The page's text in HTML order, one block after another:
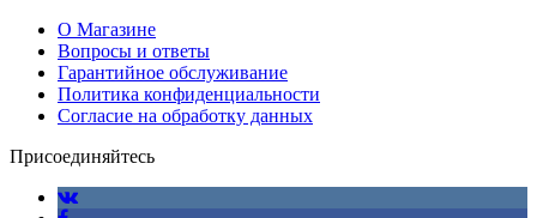
О Магазине
Вопросы и ответы
Гарантийное обслуживание
Политика конфиденциальности
Согласие на обработку данных
Присоединяйтесь